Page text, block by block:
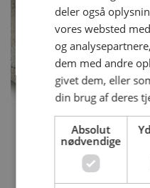
deler også
vores websted
og
dem med andre
givet dem, eller
din brug af deres
Absolut
nødvendige